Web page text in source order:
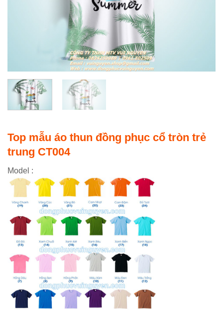
Top mẫu áo thun đồng phục cổ tròn trẻ
trung CT004
Model :